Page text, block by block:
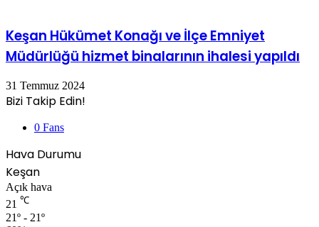
Keşan Hükümet Konağı ve İlçe Emniyet
Müdürlüğü hizmet binalarının ihalesi yapıldı
31 Temmuz 2024
Bizi Takip Edin!
0 Fans
Hava Durumu
Keşan
Açık hava
21 ℃
21º - 21º